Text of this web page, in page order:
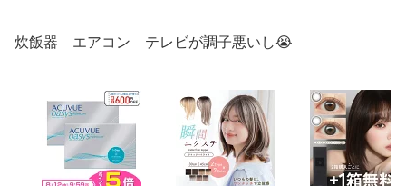
炊飯器 エアコン テレビが調子悪いし😭